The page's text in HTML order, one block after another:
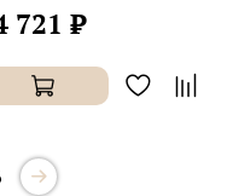
721 ₽